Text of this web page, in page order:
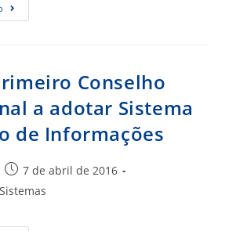
Instituições
De
Conteúdo
Direcionado
Administração
Pública
(CRA-
RS)
Conselho
a adotar Sistema
de Informações
Post
publicado:
7 de abril de 2016